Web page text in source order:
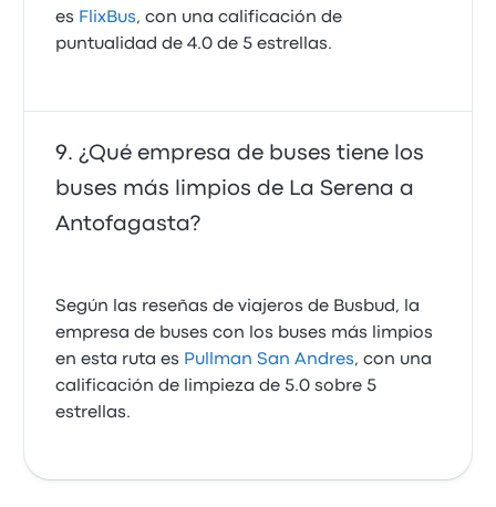
es FlixBus, con una calificación de
puntualidad de 4.0 de 5 estrellas.
¿Qué empresa de buses tiene los
buses más limpios de La Serena a
Antofagasta?
Según las reseñas de viajeros de Busbud, la
empresa de buses con los buses más limpios
en esta ruta es Pullman San Andres, con una
calificación de limpieza de 5.0 sobre 5
estrellas.